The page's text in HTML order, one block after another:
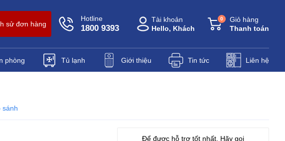
sử đơn hàng
Hotline
1800 9393
Tài khoản
Hello, Khách
Giỏ hàng
Thanh toán
0
phòng Tủ lạnh Giới thiệu Tin tức Liên hệ
sánh
Để được hỗ trợ tốt nhất. Hãy gọi